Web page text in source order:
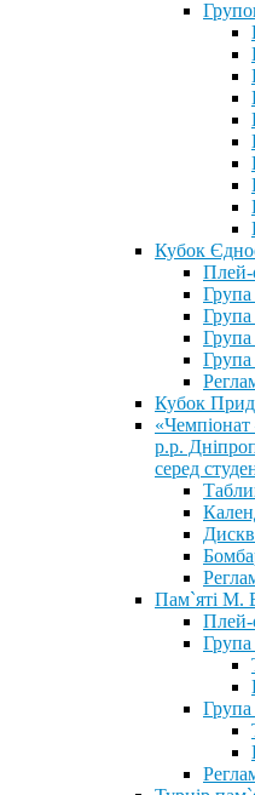
Кубок
Кубок
р.р.
серед
Пам`яті М.